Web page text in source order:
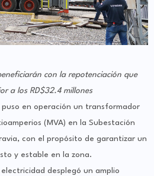
con la repotenciación que
a los RD$32.4 millones
puso en operación un transformador
(MVA) en la Subestación
con el propósito de garantizar un
y estable en la zona.
desplegó un amplio